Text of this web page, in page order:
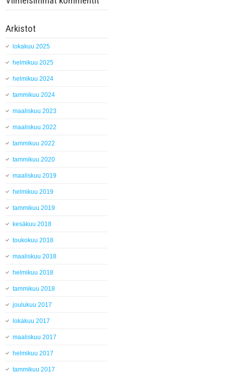
Arkistot
lokakuu 2025
helmikuu 2025
helmikuu 2024
tammikuu 2024
maaliskuu 2023
maaliskuu 2022
tammikuu 2022
tammikuu 2020
maaliskuu 2019
helmikuu 2019
tammikuu 2019
kesäkuu 2018
toukokuu 2018
maaliskuu 2018
helmikuu 2018
tammikuu 2018
joulukuu 2017
lokakuu 2017
maaliskuu 2017
helmikuu 2017
tammikuu 2017